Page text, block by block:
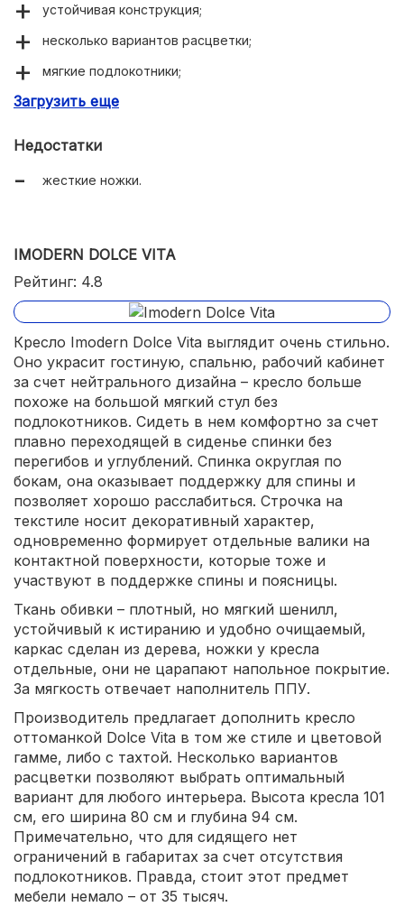
устойчивая конструкция;
несколько вариантов расцветки;
мягкие подлокотники;
каркас из массива дерева;
Загрузить еще
Недостатки
жесткие ножки.
IMODERN DOLCE VITA
Рейтинг: 4.8
Кресло Imodern Dolce Vita выглядит очень стильно.
Оно украсит гостиную, спальню, рабочий кабинет
за счет нейтрального дизайна – кресло больше
похоже на большой мягкий стул без
подлокотников. Сидеть в нем комфортно за счет
плавно переходящей в сиденье спинки без
перегибов и углублений. Спинка округлая по
бокам, она оказывает поддержку для спины и
позволяет хорошо расслабиться. Строчка на
текстиле носит декоративный характер,
одновременно формирует отдельные валики на
контактной поверхности, которые тоже и
участвуют в поддержке спины и поясницы.
Ткань обивки – плотный, но мягкий шенилл,
устойчивый к истиранию и удобно очищаемый,
каркас сделан из дерева, ножки у кресла
отдельные, они не царапают напольное покрытие.
За мягкость отвечает наполнитель ППУ.
Производитель предлагает дополнить кресло
оттоманкой Dolce Vita в том же стиле и цветовой
гамме, либо с тахтой. Несколько вариантов
расцветки позволяют выбрать оптимальный
вариант для любого интерьера. Высота кресла 101
см, его ширина 80 см и глубина 94 см.
Примечательно, что для сидящего нет
ограничений в габаритах за счет отсутствия
подлокотников. Правда, стоит этот предмет
мебели немало – от 35 тысяч.